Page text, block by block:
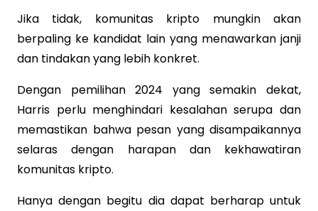
Jika tidak, komunitas kripto mungkin akan
berpaling ke kandidat lain yang menawarkan janji
dan tindakan yang lebih konkret.
Dengan pemilihan 2024 yang semakin dekat,
Harris perlu menghindari kesalahan serupa dan
memastikan bahwa pesan yang disampaikannya
selaras dengan harapan dan kekhawatiran
komunitas kripto.
Hanya dengan begitu dia dapat berharap untuk